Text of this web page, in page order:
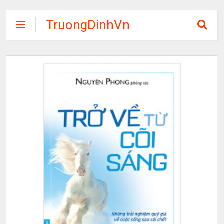
TruongDinhVn
Chia sẽ ebook,
các khóa học,
phần mềm học
tập miễn phí